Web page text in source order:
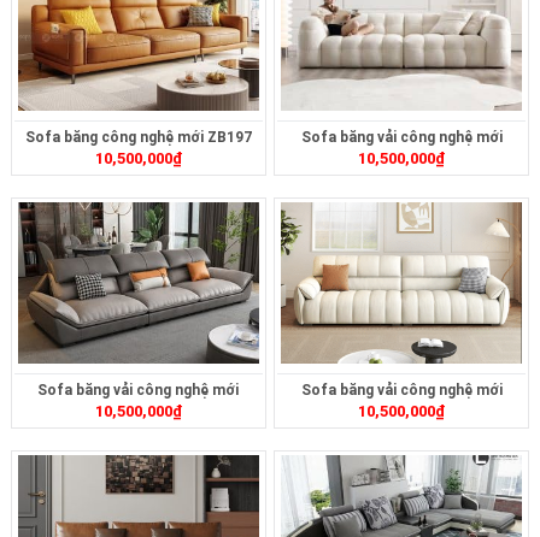
Sofa băng công nghệ mới ZB197
10,500,000₫
Sofa băng vải công nghệ mới
ZB409
10,500,000₫
Sofa băng vải công nghệ mới
ZB430
10,500,000₫
Sofa băng vải công nghệ mới
ZB463
10,500,000₫